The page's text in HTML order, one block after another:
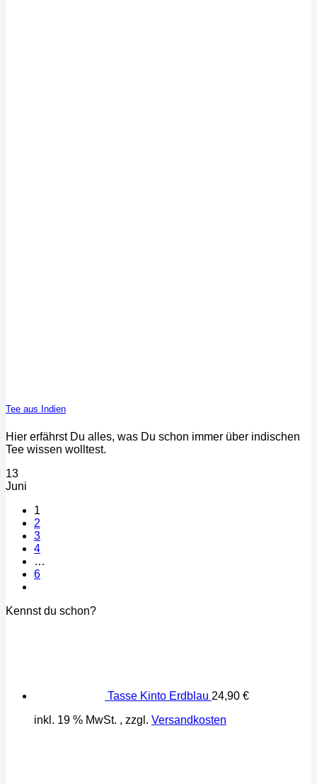
Tee aus Indien
Hier erfährst Du alles, was Du schon immer über indischen
Tee wissen wolltest.
13
Juni
1
2
3
4
…
6
Kennst du schon?
Tasse Kinto Erdblau 24,90 €
inkl. 19 % MwSt. , zzgl. Versandkosten